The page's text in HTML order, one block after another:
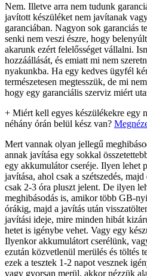
Nem. Illetve arra nem tudunk
javított készüléket nem javítanak
garanciában. Nagyon sok garanciás
senki nem veszi észre, hogy
akarunk ezért felelősséget vállalni.
hozzáállását, és emiatt mi nem
nyakunkba. Ha egy kedves ügyfél
természetesen megtesszük, de mi
hogy egy garanciális szerviz miért
+ Miért kell egyes készülékekre egy
néhány órán belül kész van?
Mert vannak olyan jellegű
annak javítása egy sokkal
egy akkumulátor cseréje. Ilyen lehet
javítása, ahol csak a szétszedés, majd
csak 2-3 óra pluszt jelent. De ilyen
meghibásodás is, amikor több GB-
órákig, majd a javítás után
javítási ideje, mire minden hibát
hetet is igénybe vehet. Vagy egy
Ilyenkor akkumulátort cserélünk,
ezután közvetlenül merülés és töltés
ezek a tesztek 1-2 napot vesznek
vagy gyorsan merül, akkor nézzük